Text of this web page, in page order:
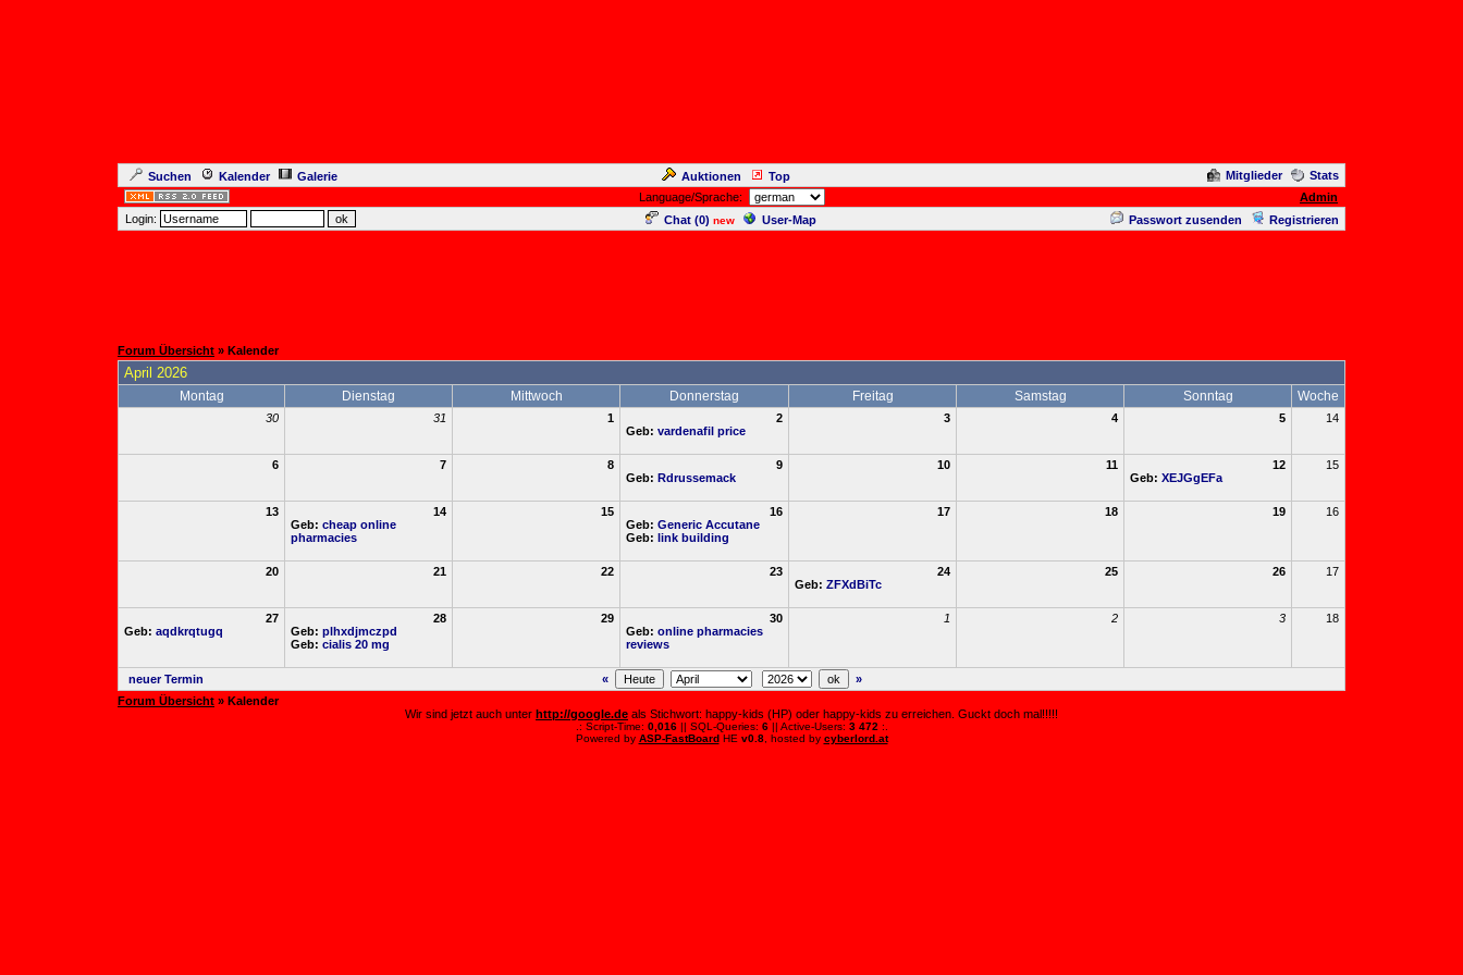
Suchen Kalender Galerie Auktionen Top Mitglieder
Stats
Language/Sprache:
Admin
Login:
Chat (0) new User-Map Passwort zusenden Registrieren
Forum Übersicht » Kalender
April 2026
Montag Dienstag Mittwoch Donnerstag Freitag Samstag Sonntag Woche
30 31 1
2
Geb: vardenafil price
3 4 5 14
6 7 8
9
Geb: Rdrussemack
10 11
12
Geb: XEJGgEFa
15
13
14
Geb: cheap online
pharmacies
15
16
Geb: Generic Accutane
Geb: link building
17 18 19 16
20 21 22 23
24
Geb: ZFXdBiTc
25 26 17
27
Geb: aqdkrqtugq
28
Geb: plhxdjmczpd
Geb: cialis 20 mg
29
30
Geb: online pharmacies
reviews
1 2 3 18
neuer Termin «
»
Forum Übersicht » Kalender
Wir sind jetzt auch unter http://google.de als Stichwort: happy-kids (HP) oder happy-kids zu erreichen. Guckt doch mal!!!!!
.: Script-Time: 0,016|| SQL-Queries: 6|| Active-Users: 3 472 :.
Powered by ASP-FastBoardHE v0.8, hosted by cyberlord.at